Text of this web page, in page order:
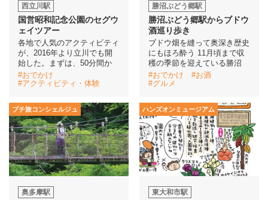
西立川駅
国営昭和記念公園のセグウ
ェイツアー
各地で人気のアクティビティ
が、2016年より立川でも開
始した。まずは、50分間か
#おでかけ
#アクティビティ・体験
勝沼ぶどう郷駅
勝沼ぶどう郷駅からブドウ
酒巡り歩き
ブドウ畑を縫って奥深き歴史
にもほろ酔う 11月頃まで収
穫の季節を迎えている勝沼
#おでかけ
#お酒
#グルメ
プチ旅コンシェルジュ
奥多摩駅
ハンズオンミュージアム
東大和市駅